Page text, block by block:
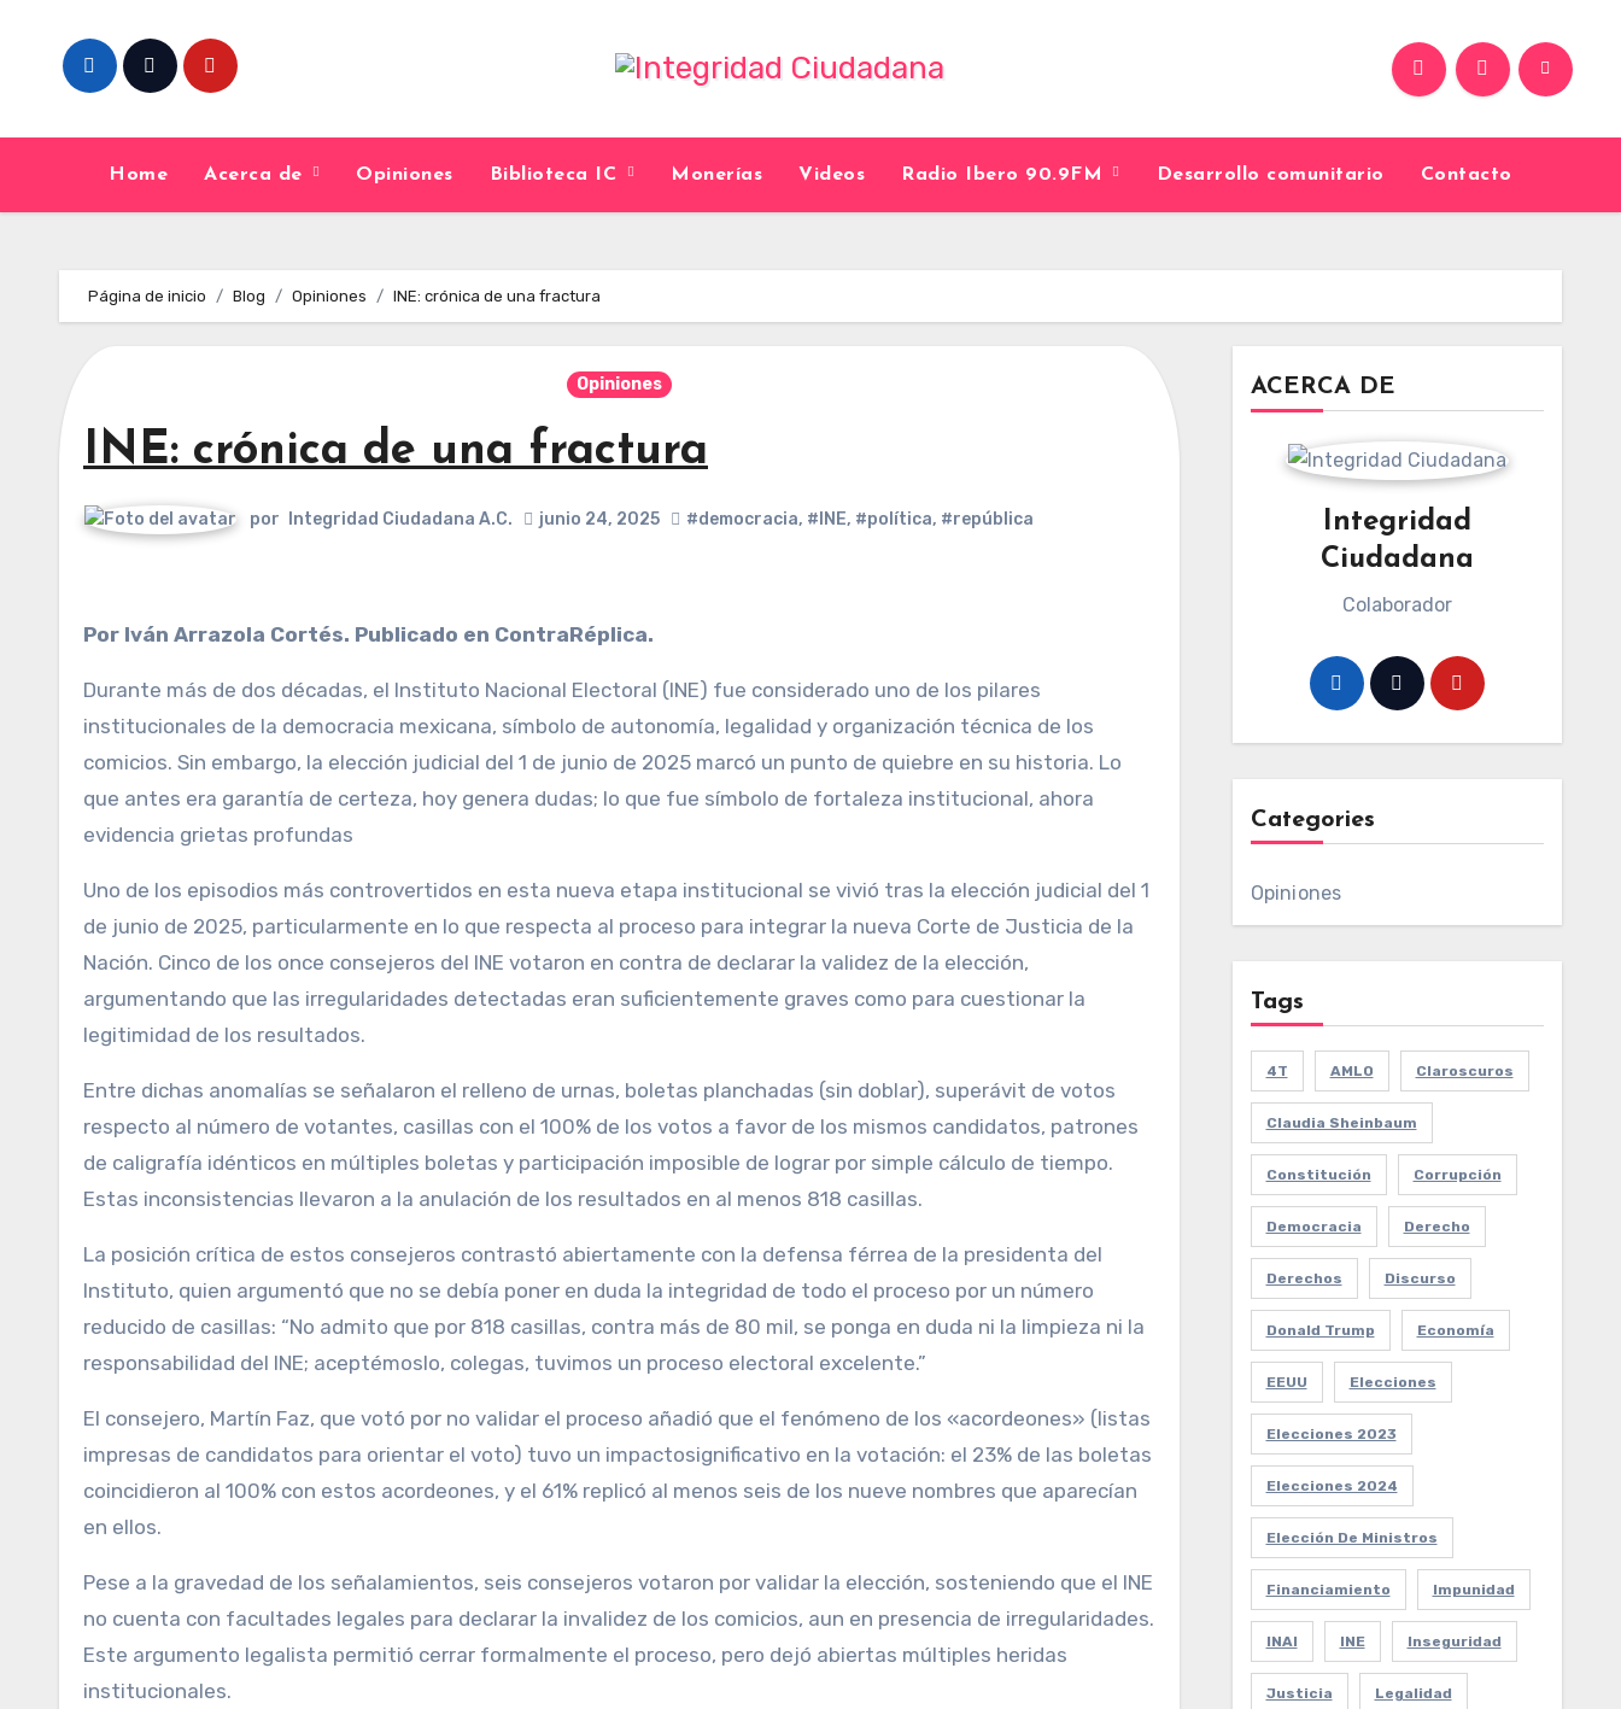
content
Home Acerca de Opiniones Biblioteca IC Monerías Videos Radio Ibero 90.9FM Desarrollo comunitario Contacto
Página de inicio Blog Opiniones INE: crónica de una fractura
Opiniones
INE: crónica de una fractura
por Integridad Ciudadana A.C. junio 24, 2025 #democracia, #INE, #política, #república
Por Iván Arrazola Cortés. Publicado en ContraRéplica.
Durante más de dos décadas, el Instituto Nacional Electoral (INE) fue considerado uno de los pilares
institucionales de la democracia mexicana, símbolo de autonomía, legalidad y organización técnica de los
comicios. Sin embargo, la elección judicial del 1 de junio de 2025 marcó un punto de quiebre en su historia. Lo
que antes era garantía de certeza, hoy genera dudas; lo que fue símbolo de fortaleza institucional, ahora
evidencia grietas profundas
Uno de los episodios más controvertidos en esta nueva etapa institucional se vivió tras la elección judicial del 1
de junio de 2025, particularmente en lo que respecta al proceso para integrar la nueva Corte de Justicia de la
Nación. Cinco de los once consejeros del INE votaron en contra de declarar la validez de la elección,
argumentando que las irregularidades detectadas eran suficientemente graves como para cuestionar la
legitimidad de los resultados.
Entre dichas anomalías se señalaron el relleno de urnas, boletas planchadas (sin doblar), superávit de votos
respecto al número de votantes, casillas con el 100% de los votos a favor de los mismos candidatos, patrones
de caligrafía idénticos en múltiples boletas y participación imposible de lograr por simple cálculo de tiempo.
Estas inconsistencias llevaron a la anulación de los resultados en al menos 818 casillas.
La posición crítica de estos consejeros contrastó abiertamente con la defensa férrea de la presidenta del
Instituto, quien argumentó que no se debía poner en duda la integridad de todo el proceso por un número
reducido de casillas: “No admito que por 818 casillas, contra más de 80 mil, se ponga en duda ni la limpieza ni la
responsabilidad del INE; aceptémoslo, colegas, tuvimos un proceso electoral excelente.”
El consejero, Martín Faz, que votó por no validar el proceso añadió que el fenómeno de los «acordeones» (listas
impresas de candidatos para orientar el voto) tuvo un impactosignificativo en la votación: el 23% de las boletas
coincidieron al 100% con estos acordeones, y el 61% replicó al menos seis de los nueve nombres que aparecían
en ellos.
Pese a la gravedad de los señalamientos, seis consejeros votaron por validar la elección, sosteniendo que el INE
no cuenta con facultades legales para declarar la invalidez de los comicios, aun en presencia de irregularidades.
Este argumento legalista permitió cerrar formalmente el proceso, pero dejó abiertas múltiples heridas
institucionales.
ACERCA DE
Integridad
Ciudadana
Colaborador
Categories
Opiniones
Tags
4T AMLO Claroscuros
Claudia Sheinbaum
Constitución Corrupción
Democracia Derecho
Derechos Discurso
Donald Trump Economía
EEUU Elecciones
Elecciones 2023
Elecciones 2024
Elección De Ministros
Financiamiento Impunidad
INAI INE Inseguridad
Justicia Legalidad